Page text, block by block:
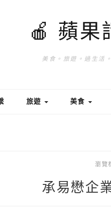
🍎 蘋果
美食。旅遊。過生活
旅遊 美食
瀏覽
承易懋企